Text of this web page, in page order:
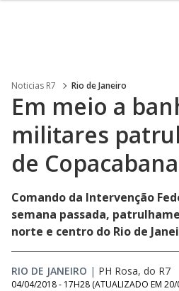
Noticias R7 Rio de Janeiro
Em meio a
militares
de Copacabana
Comando da Intervenção
semana passada,
norte e centro do Rio de
RIO DE JANEIRO | PH Rosa, do R7
04/04/2018 - 17H28 (ATUALIZADO EM 20/